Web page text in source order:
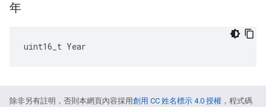
年
uint16_t Year
除非另有註明，否則本網頁內容採用創用 CC 姓名標示 4.0 授權 ，程式碼